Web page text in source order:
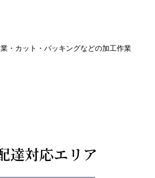
・カット・パッキングなどの加工作業
達対応エリア